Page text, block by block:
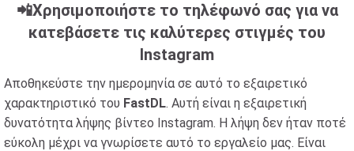
📲Χρησιμοποιήστε το τηλέφωνό σας για να
κατεβάσετε τις καλύτερες στιγμές του
Instagram
Αποθηκεύστε την ημερομηνία σε αυτό το εξαιρετικό
χαρακτηριστικό του FastDL. Αυτή είναι η εξαιρετική
δυνατότητα λήψης βίντεο Instagram. Η λήψη δεν ήταν ποτέ
εύκολη μέχρι να γνωρίσετε αυτό το εργαλείο μας. Είναι